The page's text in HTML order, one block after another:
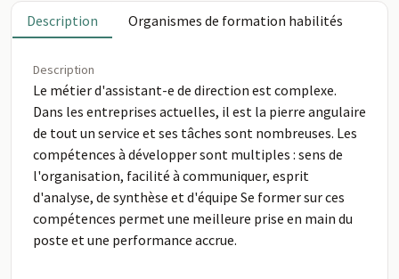
Description Organismes de formation habilités
Description
Le métier d'assistant-e de direction est complexe.
Dans les entreprises actuelles, il est la pierre angulaire
de tout un service et ses tâches sont nombreuses. Les
compétences à développer sont multiples : sens de
l'organisation, facilité à communiquer, esprit
d'analyse, de synthèse et d'équipe Se former sur ces
compétences permet une meilleure prise en main du
poste et une performance accrue.